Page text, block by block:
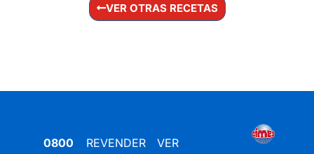
VER OTRAS RECETAS
VER
REVENDER
0800